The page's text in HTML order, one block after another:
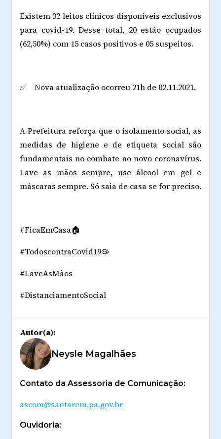
Existem 32 leitos clínicos disponíveis exclusivos
para covid-19. Desse total, 20 estão ocupados
(62,50%) com 15 casos positivos e 05 suspeitos.
✅ Nova atualização ocorreu 21h de 02.11.2021.
A Prefeitura reforça que o isolamento social, as
medidas de higiene e de etiqueta social são
fundamentais no combate ao novo coronavírus.
Lave as mãos sempre, use álcool em gel e
máscaras sempre. Só saia de casa se for preciso.
#FicaEmCasa🏠
#TodoscontraCovid19🦠
#LaveAsMãos
#DistanciamentoSocial
Autor(a):
Neysle Magalhães
Contato da Assessoria de Comunicação:
ascom@santarem.pa.gov.br
Ouvidoria: